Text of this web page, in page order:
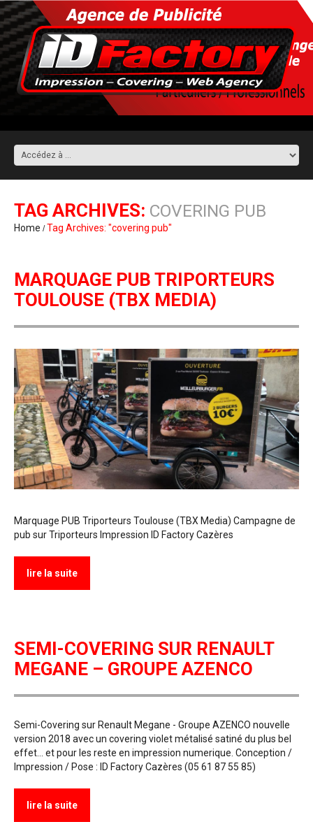
TAG ARCHIVES: COVERING PUB
Home Tag Archives: "covering pub"
MARQUAGE PUB TRIPORTEURS
TOULOUSE (TBX MEDIA)
Marquage PUB Triporteurs Toulouse (TBX Media) Campagne de
pub sur Triporteurs Impression ID Factory Cazères
lire la suite
SEMI-COVERING SUR RENAULT
MEGANE – GROUPE AZENCO
Semi-Covering sur Renault Megane - Groupe AZENCO nouvelle
version 2018 avec un covering violet métalisé satiné du plus bel
effet... et pour les reste en impression numerique. Conception /
Impression / Pose : ID Factory Cazères (05 61 87 55 85)
lire la suite